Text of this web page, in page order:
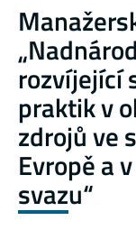
rozvíjející
praktik v
zdrojů ve
Evropě a
svazu“